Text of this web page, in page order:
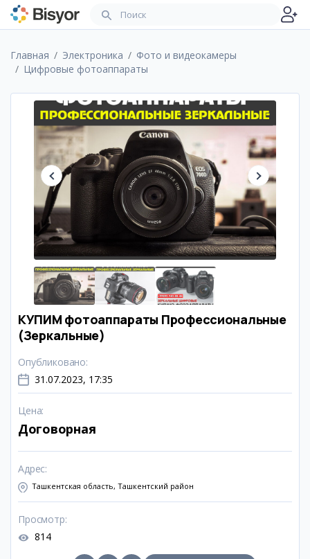
Главная Электроника
Фото и видеокамеры
Цифровые фотоаппараты
КУПИМ фотоаппараты Профессиональные
(Зеркальные)
Опубликовано:
31.07.2023, 17:35
Цена:
Договорная
Адрес:
Ташкентская область, Ташкентский район
Просмотр:
814